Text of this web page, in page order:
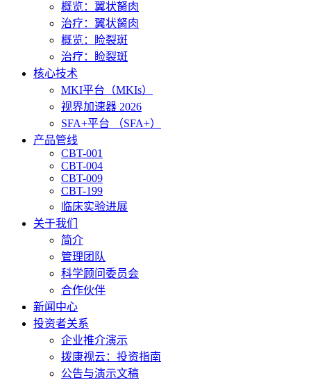
概览：翼状胬肉
治疗：翼状胬肉
概览：睑裂斑
治疗：睑裂斑
核心技术
MKI平台（MKIs）
视界加速器 2026
SFA+平台 （SFA+）
产品管线
CBT-001
CBT-004
CBT-009
CBT-199
临床实验进展
关于我们
简介
管理团队
科学顾问委员会
合作伙伴
新闻中心
投资者关系
企业推介演示
拨康视云：投资指南
公告与演示文稿